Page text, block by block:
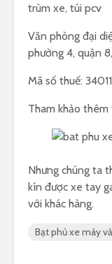
trùm xe, túi pcv
Văn phòng đại
phường 4, quận
Mã số thuế:
Tham khảo thêm
Nhưng chúng ta
kín được xe tay
với khác hàng.
Bạt phủ xe máy